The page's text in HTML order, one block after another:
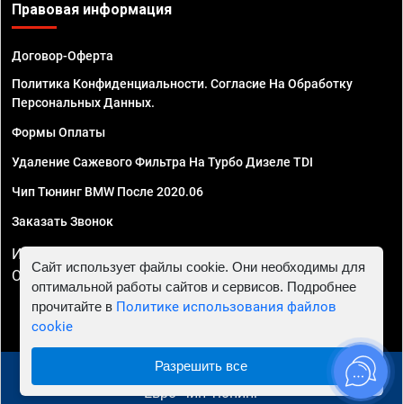
Правовая информация
Договор-Оферта
Политика Конфиденциальности. Согласие На Обработку
Персональных Данных.
Формы Оплаты
Удаление Сажевого Фильтра На Турбо Дизеле TDI
Чип Тюнинг BMW После 2020.06
Заказать Звонок
ИП Смирнов Георгий Павлович. ИНН 781302555843,
ОГРНИП 324470400032610
© 2010 - 2026 Чип тюнинг в Севастополе - Автосервис
"Евро Чип Тюнинг"
Сайт использует файлы cookie. Они необходимы для
оптимальной работы сайтов и сервисов. Подробнее
прочитайте в Политике использования файлов
cookie
Разрешить все